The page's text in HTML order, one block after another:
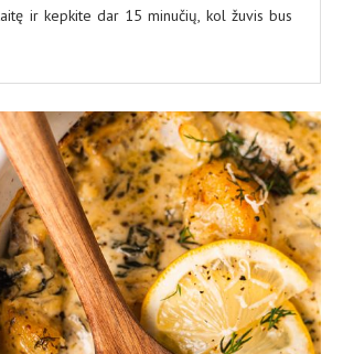
ir kepkite dar 15 minučių, kol žuvis bus